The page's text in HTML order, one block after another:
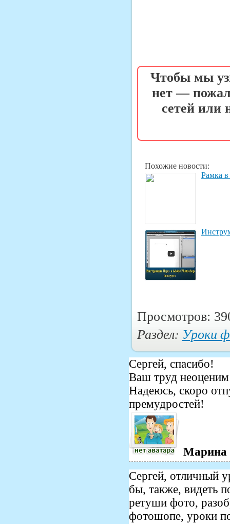
Чтобы мы
нет —
сетей или
Похожие новости:
Рамка
Просмотров:
Раздел: Уроки
Сергей, спасибо!
Ваш труд
Надеюсь, скоро
премудростей!
Марина
Сергей, отличный
бы, также, видеть
ретуши фото,
фотошопе, уроки